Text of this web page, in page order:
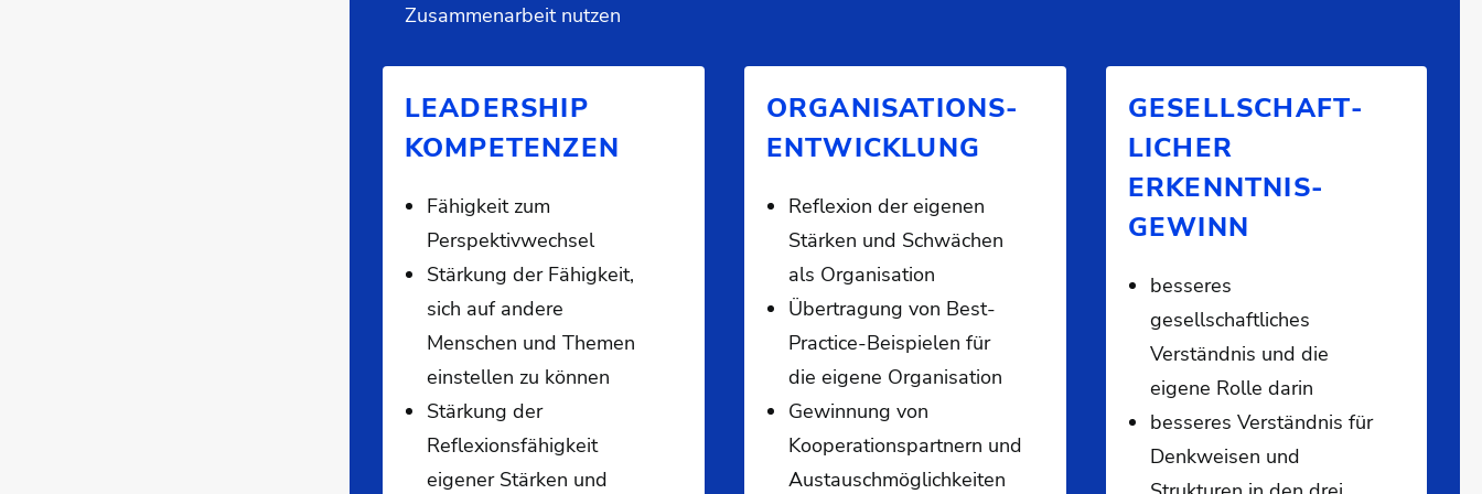
Zusammenarbeit nutzen
LEADERSHIP
KOMPETENZEN
Fähigkeit zum
Perspektivwechsel
Stärkung der Fähigkeit,
sich auf andere
Menschen und Themen
einstellen zu können
Stärkung der
Reflexionsfähigkeit
eigener Stärken und
ORGANISATIONS­
ENTWICKLUNG
Reflexion der eigenen
Stärken und Schwächen
als Organisation
Übertragung von Best-
Practice-Beispielen für
die eigene Organisation
Gewinnung von
Kooperationspartnern und
Austauschmöglichkeiten
GESELLSCHAFT­
LICHER
ERKENNTNIS­
GEWINN
besseres
gesellschaftliches
Verständnis und die
eigene Rolle darin
besseres Verständnis für
Denkweisen und